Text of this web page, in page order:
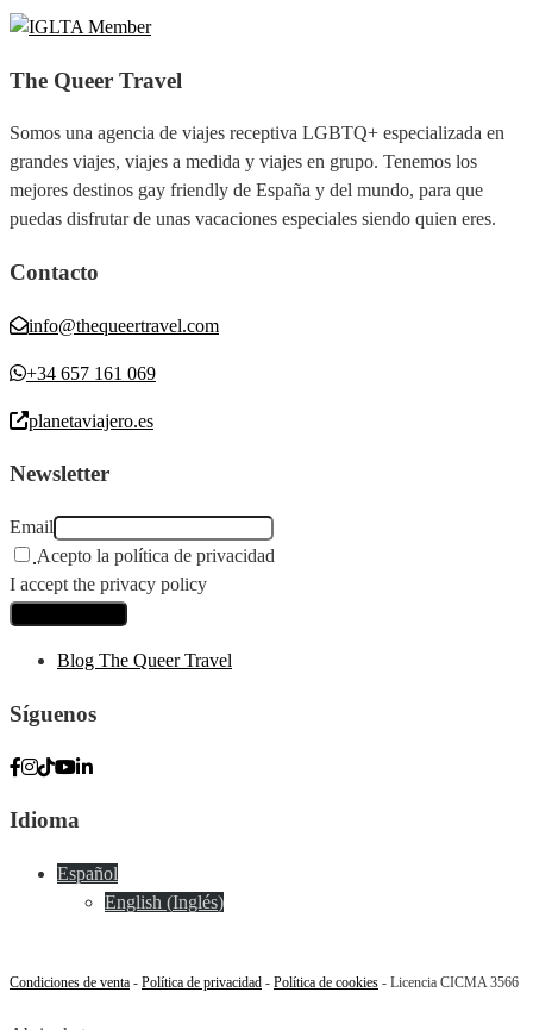
Compartir
The Queer Travel
Somos una agencia de viajes receptiva LGBTQ+ especializada en
grandes viajes, viajes a medida y viajes en grupo. Tenemos los
mejores destinos gay friendly de España y del mundo, para que
puedas disfrutar de unas vacaciones especiales siendo quien eres.
Contacto
info@thequeertravel.com
+34 657 161 069
planetaviajero.es
Newsletter
Email
Acepto la política de privacidad
I accept the privacy policy
Blog The Queer Travel
Síguenos
Idioma
Español
English (Inglés)
Condiciones de venta - Política de privacidad - Política de cookies - Licencia CICMA 3566